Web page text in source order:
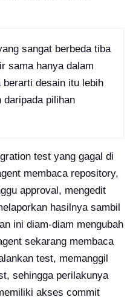
sangat berbeda tiba
sama hanya dalam
desain itu lebih
daripada pilihan
test yang gagal di
membaca repository,
approval, mengedit
hasilnya sambil
ini diam-diam mengubah
sekarang membaca
test, memanggil
sehingga perilakunya
akses commit